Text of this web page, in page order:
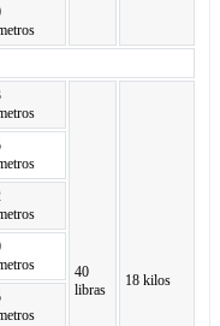
40
libras
18 kilos